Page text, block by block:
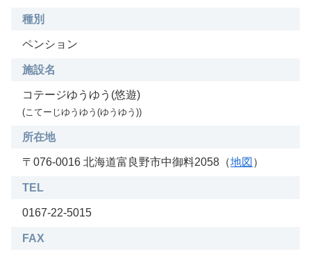
種別
ペンション
施設名
コテージゆうゆう(悠遊)
(こてーじゆうゆう(ゆうゆう))
所在地
〒076-0016 北海道富良野市中御料2058（地図 ）
TEL
0167-22-5015
FAX